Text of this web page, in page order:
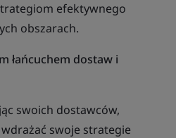
efektywnego
obszarach.
łańcuchem dostaw i
swoich dostawców,
swoje strategie